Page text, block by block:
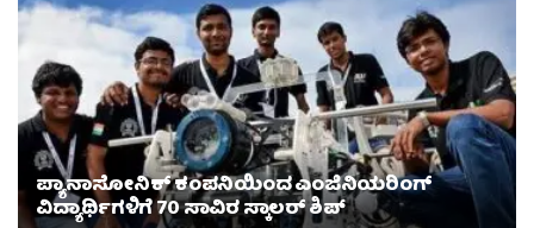
ಪ್ಯಾನಾಸೋನಿಕ್ ಕಂಪನಿಯಿಂದ ಎಂಜಿನಿಯರಿಂಗ್
ವಿದ್ಯಾರ್ಥಿಗಳಿಗೆ 70 ಸಾವಿರ ಸ್ಕಾಲರ್ ಶಿಪ್